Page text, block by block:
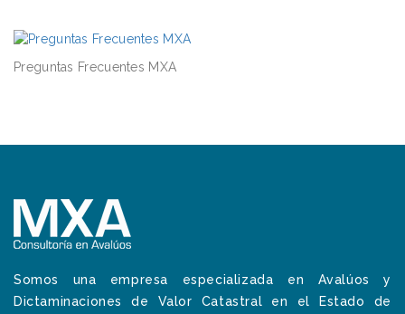
Preguntas Frecuentes MXA
Somos una empresa especializada en Avalúos y
Dictaminaciones de Valor Catastral en el Estado de